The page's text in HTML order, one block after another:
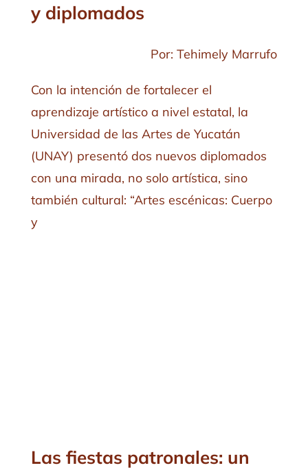
y diplomados
Por: Tehimely Marrufo
Con la intención de fortalecer el
aprendizaje artístico a nivel estatal, la
Universidad de las Artes de Yucatán
(UNAY) presentó dos nuevos diplomados
con una mirada, no solo artística, sino
también cultural: “Artes escénicas: Cuerpo
y
Las fiestas patronales: un